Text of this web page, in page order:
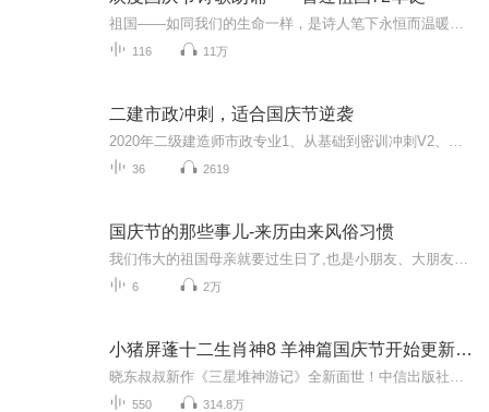
116 11万
二建市政冲刺，适合国庆节逆袭
36 2619
国庆节的那些事儿-来历由来风俗习惯
6 2万
小猪屏蓬十二生肖神8 羊神篇国庆节开始更新啦！
550 314.8万